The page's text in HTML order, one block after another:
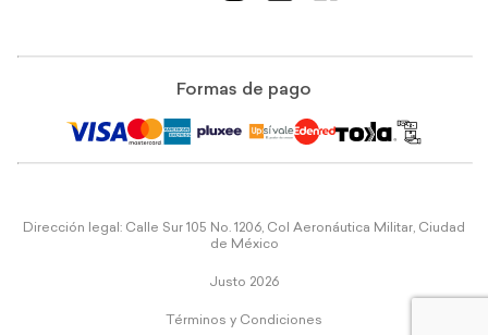
Formas de pago
Dirección legal: Calle Sur 105 No. 1206, Col Aeronáutica Militar, Ciudad
de México
Justo 2026
Términos y Condiciones